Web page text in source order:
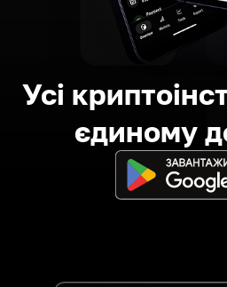
Усі
єдиному